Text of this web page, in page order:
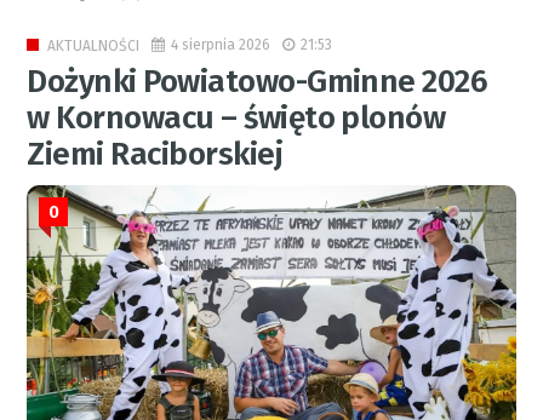
AKTUALNOŚCI 4 sierpnia 2026 21:53
Dożynki Powiatowo-Gminne 2026
w Kornowacu – święto plonów
Ziemi Raciborskiej
0